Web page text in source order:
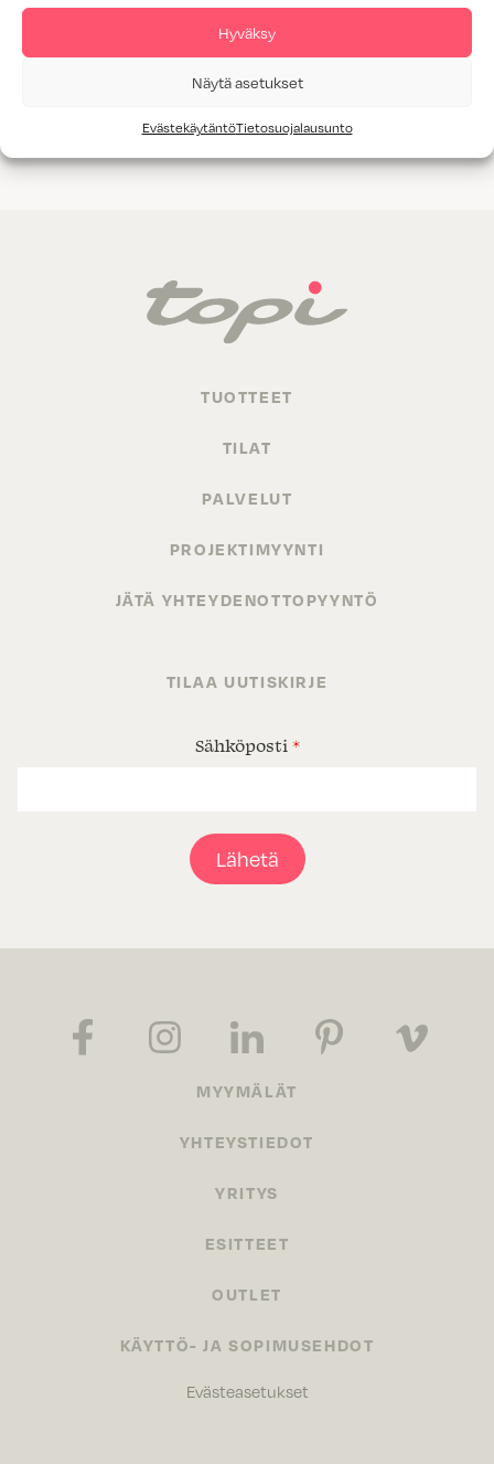
Hyväksy
Näytä asetukset
EvästekäytäntöTietosuojalausunto
Tammiviilu
Valitettavasti annetuilla hakukriteereillä ei löytynyt yhtään
TUOTTEET
TILAT
PALVELUT
PROJEKTIMYYNTI
JÄTÄ YHTEYDENOTTOPYYNTÖ
TILAA UUTISKIRJE
Sähköposti *
Lähetä
MYYMÄLÄT
YHTEYSTIEDOT
YRITYS
ESITTEET
OUTLET
KÄYTTÖ- JA SOPIMUSEHDOT
Evästeasetukset